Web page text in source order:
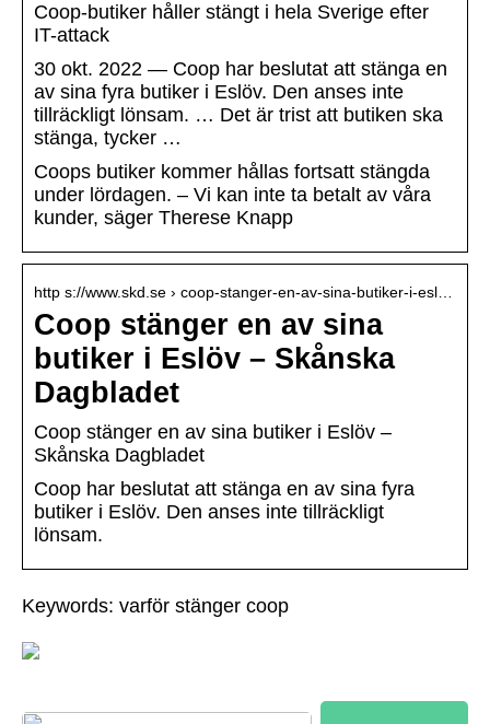
Coop-butiker håller stängt i hela Sverige efter
IT-attack
30 okt. 2022 — Coop har beslutat att stänga en
av sina fyra butiker i Eslöv. Den anses inte
tillräckligt lönsam. … Det är trist att butiken ska
stänga, tycker …
Coops butiker kommer hållas fortsatt stängda
under lördagen. – Vi kan inte ta betalt av våra
kunder, säger Therese Knapp
http s://www.skd.se › coop-stanger-en-av-sina-butiker-i-esl…
Coop stänger en av sina
butiker i Eslöv – Skånska
Dagbladet
Coop stänger en av sina butiker i Eslöv –
Skånska Dagbladet
Coop har beslutat att stänga en av sina fyra
butiker i Eslöv. Den anses inte tillräckligt
lönsam.
Keywords: varför stänger coop